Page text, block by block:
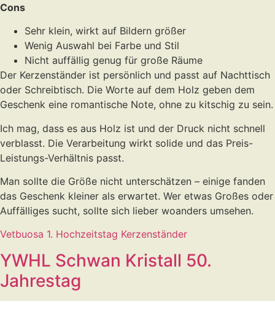
Cons
Sehr klein, wirkt auf Bildern größer
Wenig Auswahl bei Farbe und Stil
Nicht auffällig genug für große Räume
Der Kerzenständer ist persönlich und passt auf Nachttisch
oder Schreibtisch. Die Worte auf dem Holz geben dem
Geschenk eine romantische Note, ohne zu kitschig zu sein.
Ich mag, dass es aus Holz ist und der Druck nicht schnell
verblasst. Die Verarbeitung wirkt solide und das Preis-
Leistungs-Verhältnis passt.
Man sollte die Größe nicht unterschätzen – einige fanden
das Geschenk kleiner als erwartet. Wer etwas Großes oder
Auffälliges sucht, sollte sich lieber woanders umsehen.
Vetbuosa 1. Hochzeitstag Kerzenständer
YWHL Schwan Kristall 50.
Jahrestag